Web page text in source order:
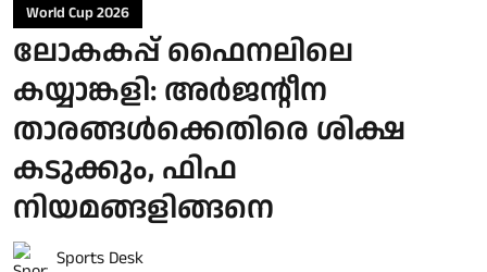
World Cup 2026
ലോകകപ്പ് ഫൈനലിലെ
കയ്യാങ്കളി: അർജന്റീന
താരങ്ങൾക്കെതിരെ ശിക്ഷ
കടുക്കും, ഫിഫ
നിയമങ്ങളിങ്ങനെ
Sports Desk